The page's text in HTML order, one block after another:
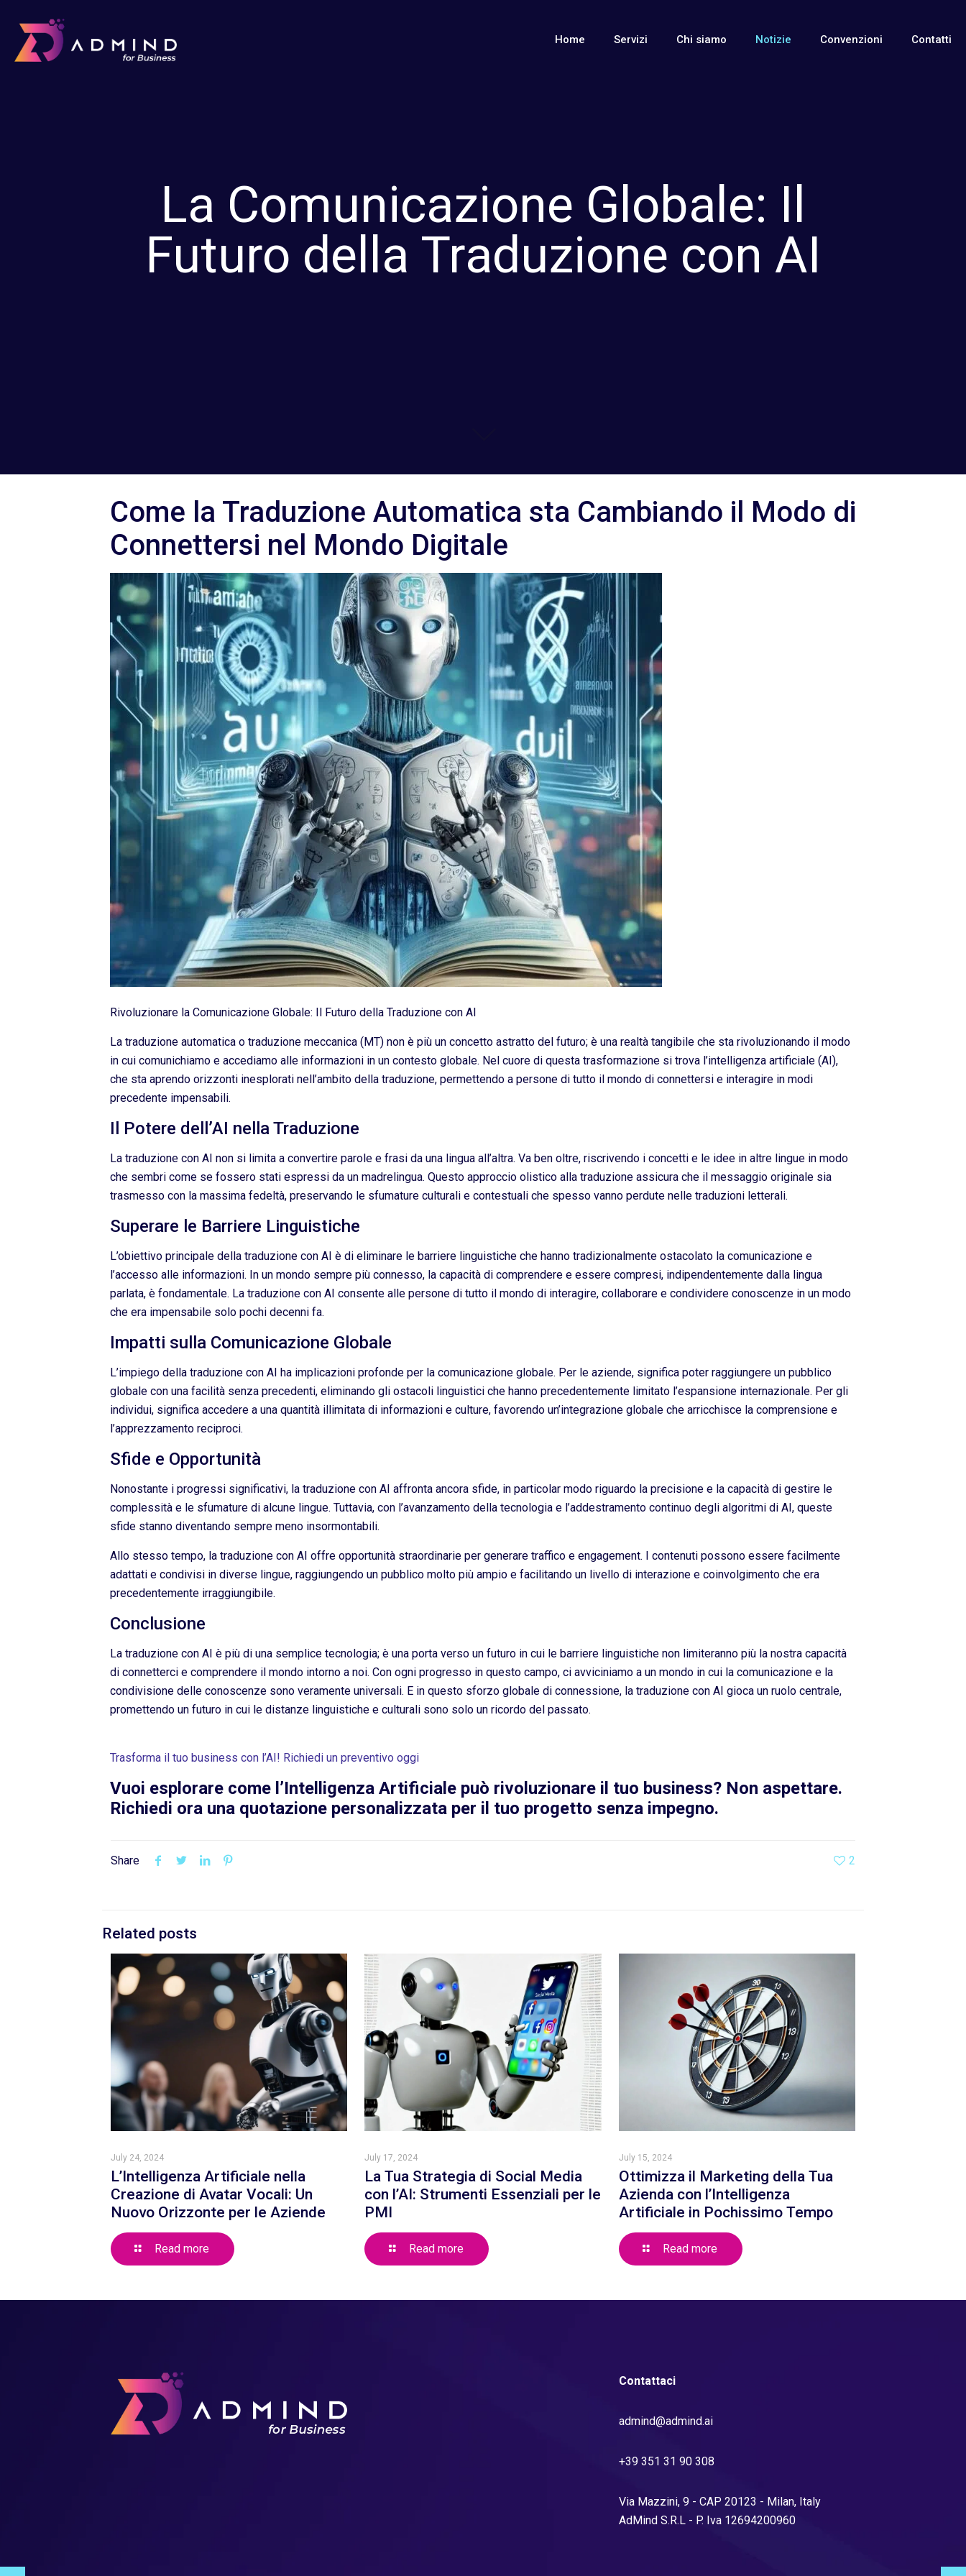
Home Servizi Chi siamo Notizie Convenzioni Contatti
La Comunicazione Globale: Il
Futuro della Traduzione con AI
Come la Traduzione Automatica sta Cambiando il Modo di
Connettersi nel Mondo Digitale
Rivoluzionare la Comunicazione Globale: Il Futuro della Traduzione con AI
La traduzione automatica o traduzione meccanica (MT) non è più un concetto astratto del futuro; è una realtà tangibile che sta rivoluzionando il modo
in cui comunichiamo e accediamo alle informazioni in un contesto globale. Nel cuore di questa trasformazione si trova l’intelligenza artificiale (AI),
che sta aprendo orizzonti inesplorati nell’ambito della traduzione, permettendo a persone di tutto il mondo di connettersi e interagire in modi
precedente impensabili.
Il Potere dell’AI nella Traduzione
La traduzione con AI non si limita a convertire parole e frasi da una lingua all’altra. Va ben oltre, riscrivendo i concetti e le idee in altre lingue in modo
che sembri come se fossero stati espressi da un madrelingua. Questo approccio olistico alla traduzione assicura che il messaggio originale sia
trasmesso con la massima fedeltà, preservando le sfumature culturali e contestuali che spesso vanno perdute nelle traduzioni letterali.
Superare le Barriere Linguistiche
L’obiettivo principale della traduzione con AI è di eliminare le barriere linguistiche che hanno tradizionalmente ostacolato la comunicazione e
l’accesso alle informazioni. In un mondo sempre più connesso, la capacità di comprendere e essere compresi, indipendentemente dalla lingua
parlata, è fondamentale. La traduzione con AI consente alle persone di tutto il mondo di interagire, collaborare e condividere conoscenze in un modo
che era impensabile solo pochi decenni fa.
Impatti sulla Comunicazione Globale
L’impiego della traduzione con AI ha implicazioni profonde per la comunicazione globale. Per le aziende, significa poter raggiungere un pubblico
globale con una facilità senza precedenti, eliminando gli ostacoli linguistici che hanno precedentemente limitato l’espansione internazionale. Per gli
individui, significa accedere a una quantità illimitata di informazioni e culture, favorendo un’integrazione globale che arricchisce la comprensione e
l’apprezzamento reciproci.
Sfide e Opportunità
Nonostante i progressi significativi, la traduzione con AI affronta ancora sfide, in particolar modo riguardo la precisione e la capacità di gestire le
complessità e le sfumature di alcune lingue. Tuttavia, con l’avanzamento della tecnologia e l’addestramento continuo degli algoritmi di AI, queste
sfide stanno diventando sempre meno insormontabili.
Allo stesso tempo, la traduzione con AI offre opportunità straordinarie per generare traffico e engagement. I contenuti possono essere facilmente
adattati e condivisi in diverse lingue, raggiungendo un pubblico molto più ampio e facilitando un livello di interazione e coinvolgimento che era
precedentemente irraggiungibile.
Conclusione
La traduzione con AI è più di una semplice tecnologia; è una porta verso un futuro in cui le barriere linguistiche non limiteranno più la nostra capacità
di connetterci e comprendere il mondo intorno a noi. Con ogni progresso in questo campo, ci avviciniamo a un mondo in cui la comunicazione e la
condivisione delle conoscenze sono veramente universali. E in questo sforzo globale di connessione, la traduzione con AI gioca un ruolo centrale,
promettendo un futuro in cui le distanze linguistiche e culturali sono solo un ricordo del passato.
Trasforma il tuo business con l’AI! Richiedi un preventivo oggi
Vuoi esplorare come l’Intelligenza Artificiale può rivoluzionare il tuo business? Non aspettare.
Richiedi ora una quotazione personalizzata per il tuo progetto senza impegno.
Share 2
Related posts
July 24, 2024
L’Intelligenza Artificiale nella
Creazione di Avatar Vocali: Un
Nuovo Orizzonte per le Aziende
Read more
July 17, 2024
La Tua Strategia di Social Media
con l’AI: Strumenti Essenziali per le
PMI
Read more
July 15, 2024
Ottimizza il Marketing della Tua
Azienda con l’Intelligenza
Artificiale in Pochissimo Tempo
Read more
Contattaci
admind@admind.ai
+39 351 31 90 308
Via Mazzini, 9 - CAP 20123 - Milan, Italy
AdMind S.R.L - P. Iva 12694200960